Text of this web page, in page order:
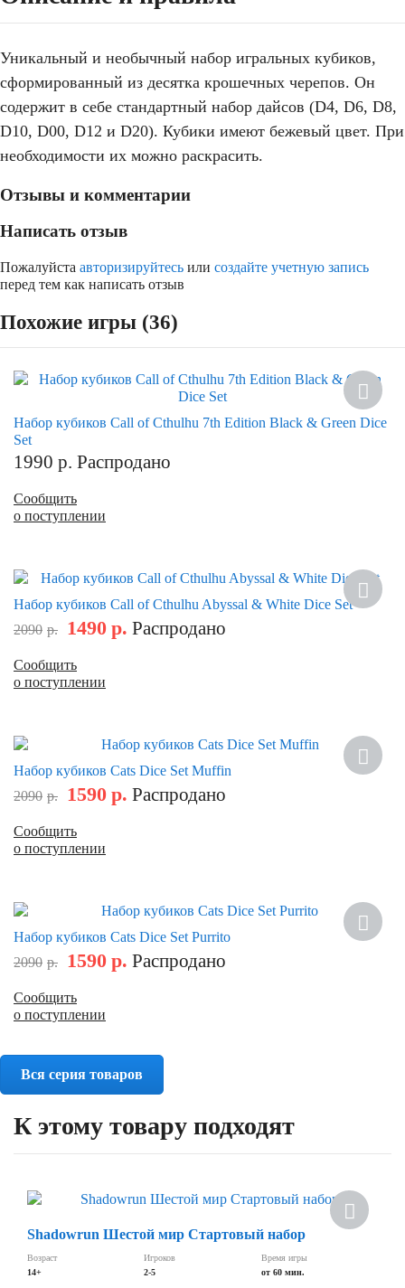
Уникальный и необычный набор игральных кубиков,
сформированный из десятка крошечных черепов. Он
содержит в себе стандартный набор дайсов (D4, D6, D8,
D10, D00, D12 и D20). Кубики имеют бежевый цвет. При
необходимости их можно раскрасить.
Отзывы и комментарии
Написать отзыв
Пожалуйста авторизируйтесь или создайте учетную запись
перед тем как написать отзыв
Похожие игры (36)
Набор кубиков Call of Cthulhu 7th Edition Black & Green Dice
Set
1990 р. Распродано
Сообщить
о поступлении
Набор кубиков Call of Cthulhu Abyssal & White Dice Set
2090 р. 1490 р. Распродано
Сообщить
о поступлении
Набор кубиков Cats Dice Set Muffin
2090 р. 1590 р. Распродано
Сообщить
о поступлении
Набор кубиков Cats Dice Set Purrito
2090 р. 1590 р. Распродано
Сообщить
о поступлении
Вся серия товаров
К этому товару подходят
Shadowrun Шестой мир Стартовый набор
Возраст
14+
Игроков
2-5
Время игры
от 60 мин.